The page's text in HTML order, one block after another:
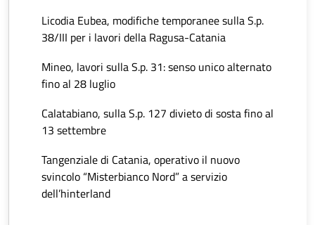
Licodia Eubea, modifiche temporanee sulla S.p.
38/III per i lavori della Ragusa-Catania
Mineo, lavori sulla S.p. 31: senso unico alternato
fino al 28 luglio
Calatabiano, sulla S.p. 127 divieto di sosta fino al
13 settembre
Tangenziale di Catania, operativo il nuovo
svincolo “Misterbianco Nord” a servizio
dell’hinterland